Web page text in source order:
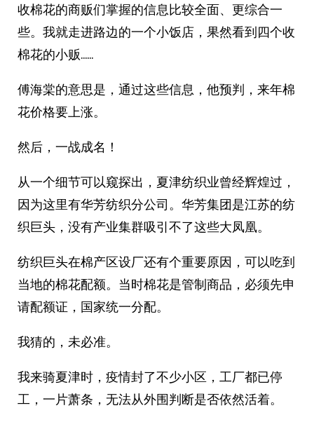
收棉花的商贩们掌握的信息比较全面、更综合一
些。我就走进路边的一个小饭店，果然看到四个收
棉花的小贩……
傅海棠的意思是，通过这些信息，他预判，来年棉
花价格要上涨。
然后，一战成名！
从一个细节可以窥探出，夏津纺织业曾经辉煌过，
因为这里有华芳纺织分公司。华芳集团是江苏的纺
织巨头，没有产业集群吸引不了这些大凤凰。
纺织巨头在棉产区设厂还有个重要原因，可以吃到
当地的棉花配额。当时棉花是管制商品，必须先申
请配额证，国家统一分配。
我猜的，未必准。
我来骑夏津时，疫情封了不少小区，工厂都已停
工，一片萧条，无法从外围判断是否依然活着。